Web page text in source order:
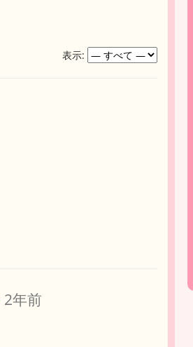
表示:
2年前